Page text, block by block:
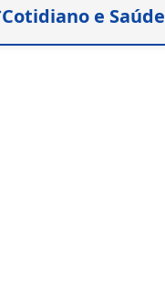
Cotidiano e Saúde